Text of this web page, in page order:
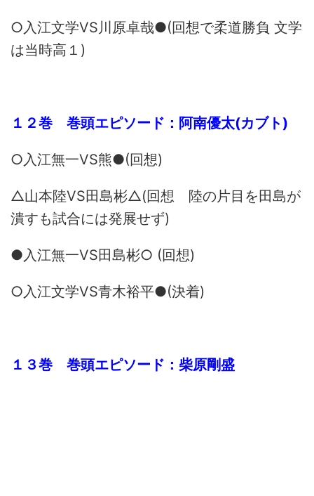
○入江文学VS川原卓哉●(回想で柔道勝負 文学
は当時高１)
１２巻 巻頭エピソード：阿南優太(カブト)
○入江無一VS熊●(回想)
△山本陸VS田島彬△(回想 陸の片目を田島が
潰すも試合には発展せず)
●入江無一VS田島彬○ (回想)
○入江文学VS青木裕平●(決着)
１３巻 巻頭エピソード：柴原剛盛